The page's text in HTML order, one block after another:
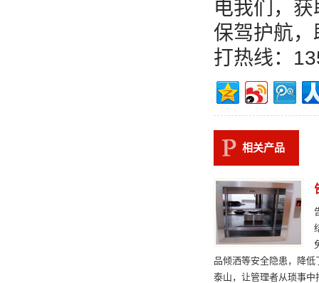
电我们，
保驾护航
打热线：
相关产品
品倾洒等安全隐患，降
泰山，让管理者从琐事中